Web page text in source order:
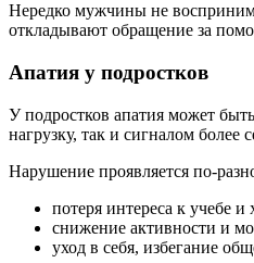
Нередко мужчины не
откладывают обращение за
Апатия у подростков
У подростков апатия может
нагрузку, так и сигналом более
Нарушение проявляется по-
потеря интереса к учебе и
снижение активности и
уход в себя, избегание